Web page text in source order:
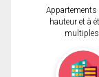
Appartements
hauteur et à